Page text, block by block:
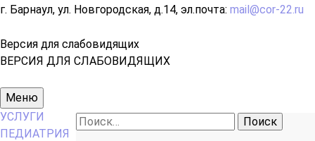
г. Барнаул, ул. Новгородская, д.14, эл.почта: mail@cor-22.ru
Версия для слабовидящих
ВЕРСИЯ ДЛЯ СЛАБОВИДЯЩИХ
Основное
меню
Меню
Найти:
УСЛУГИ
ПЕДИАТРИЯ